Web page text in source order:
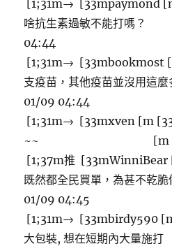
[1;31m→ [33mpaymond
啥抗生素過敏不能打
04:44
[1;31m→ [33mbookmost
支疫苗，其他疫苗並沒用
01/09 04:44
[1;31m→ [33mxven [m
~~ [m 01/09
[1;37m推 [33mWinniBear
既然都全民買單，為甚不
01/09 04:45
[1;31m→ [33mbirdy590
大包裝, 想在短期內大